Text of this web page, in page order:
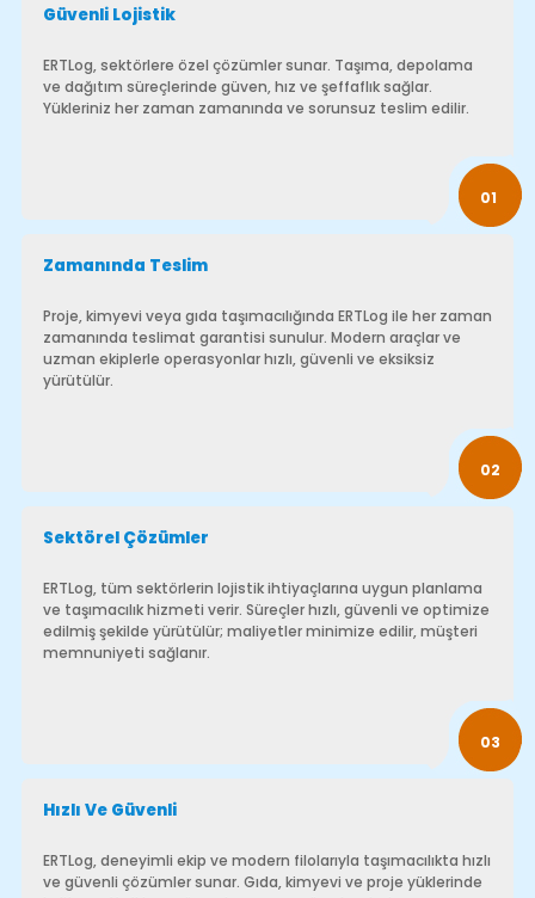
Zamanında Teslim
Proje, kimyevi veya gıda taşımacılığında ERTLog ile her zaman
zamanında teslimat garantisi sunulur. Modern araçlar ve
02
Sektörel Çözümler
ERTLog, tüm sektörlerin lojistik ihtiyaçlarına uygun planlama
ve taşımacılık hizmeti verir. Süreçler hızlı, güvenli ve optimize
edilmiş şekilde yürütülür; maliyetler minimize edilir, müşteri
03
Hızlı Ve Güvenli
ERTLog, deneyimli ekip ve modern filolarıyla taşımacılıkta hızlı
ve güvenli çözümler sunar. Gıda, kimyevi ve proje yüklerinde